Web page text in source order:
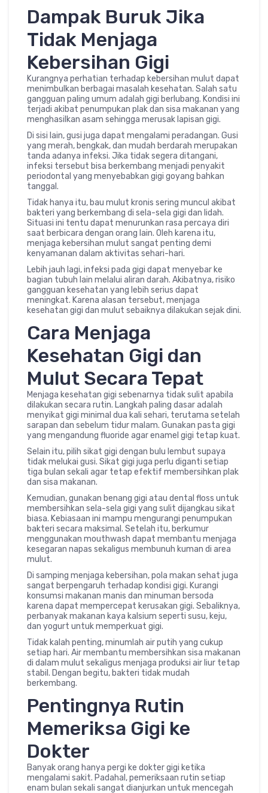
Dampak Buruk Jika
Tidak Menjaga
Kebersihan Gigi
Kurangnya perhatian terhadap kebersihan mulut dapat
menimbulkan berbagai masalah kesehatan. Salah satu
gangguan paling umum adalah gigi berlubang. Kondisi ini
terjadi akibat penumpukan plak dan sisa makanan yang
menghasilkan asam sehingga merusak lapisan gigi.
Di sisi lain, gusi juga dapat mengalami peradangan. Gusi
yang merah, bengkak, dan mudah berdarah merupakan
tanda adanya infeksi. Jika tidak segera ditangani,
infeksi tersebut bisa berkembang menjadi penyakit
periodontal yang menyebabkan gigi goyang bahkan
tanggal.
Tidak hanya itu, bau mulut kronis sering muncul akibat
bakteri yang berkembang di sela-sela gigi dan lidah.
Situasi ini tentu dapat menurunkan rasa percaya diri
saat berbicara dengan orang lain. Oleh karena itu,
menjaga kebersihan mulut sangat penting demi
kenyamanan dalam aktivitas sehari-hari.
Lebih jauh lagi, infeksi pada gigi dapat menyebar ke
bagian tubuh lain melalui aliran darah. Akibatnya, risiko
gangguan kesehatan yang lebih serius dapat
meningkat. Karena alasan tersebut, menjaga
kesehatan gigi dan mulut sebaiknya dilakukan sejak dini.
Cara Menjaga
Kesehatan Gigi dan
Mulut Secara Tepat
Menjaga kesehatan gigi sebenarnya tidak sulit apabila
dilakukan secara rutin. Langkah paling dasar adalah
menyikat gigi minimal dua kali sehari, terutama setelah
sarapan dan sebelum tidur malam. Gunakan pasta gigi
yang mengandung fluoride agar enamel gigi tetap kuat.
Selain itu, pilih sikat gigi dengan bulu lembut supaya
tidak melukai gusi. Sikat gigi juga perlu diganti setiap
tiga bulan sekali agar tetap efektif membersihkan plak
dan sisa makanan.
Kemudian, gunakan benang gigi atau dental floss untuk
membersihkan sela-sela gigi yang sulit dijangkau sikat
biasa. Kebiasaan ini mampu mengurangi penumpukan
bakteri secara maksimal. Setelah itu, berkumur
menggunakan mouthwash dapat membantu menjaga
kesegaran napas sekaligus membunuh kuman di area
mulut.
Di samping menjaga kebersihan, pola makan sehat juga
sangat berpengaruh terhadap kondisi gigi. Kurangi
konsumsi makanan manis dan minuman bersoda
karena dapat mempercepat kerusakan gigi. Sebaliknya,
perbanyak makanan kaya kalsium seperti susu, keju,
dan yogurt untuk memperkuat gigi.
Tidak kalah penting, minumlah air putih yang cukup
setiap hari. Air membantu membersihkan sisa makanan
di dalam mulut sekaligus menjaga produksi air liur tetap
stabil. Dengan begitu, bakteri tidak mudah
berkembang.
Pentingnya Rutin
Memeriksa Gigi ke
Dokter
Banyak orang hanya pergi ke dokter gigi ketika
mengalami sakit. Padahal, pemeriksaan rutin setiap
enam bulan sekali sangat dianjurkan untuk mencegah